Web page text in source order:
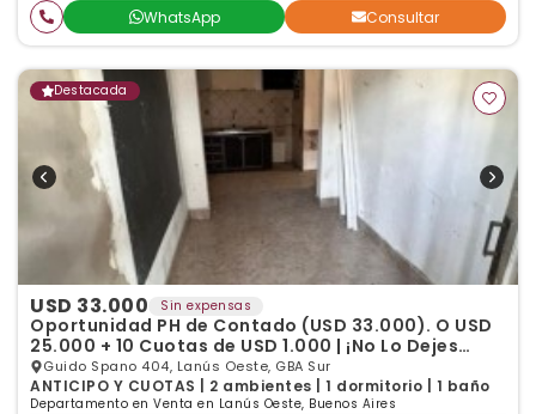
WhatsApp Consultar
Destacada
USD 33.000 Sin expensas
Oportunidad PH de Contado (USD 33.000). O USD
25.000 + 10 Cuotas de USD 1.000 | ¡No Lo Dejes
Pasar!
Guido Spano 404, Lanús Oeste, GBA Sur
ANTICIPO Y CUOTAS | 2 ambientes | 1 dormitorio | 1 baño
Departamento en Venta en Lanús Oeste, Buenos Aires